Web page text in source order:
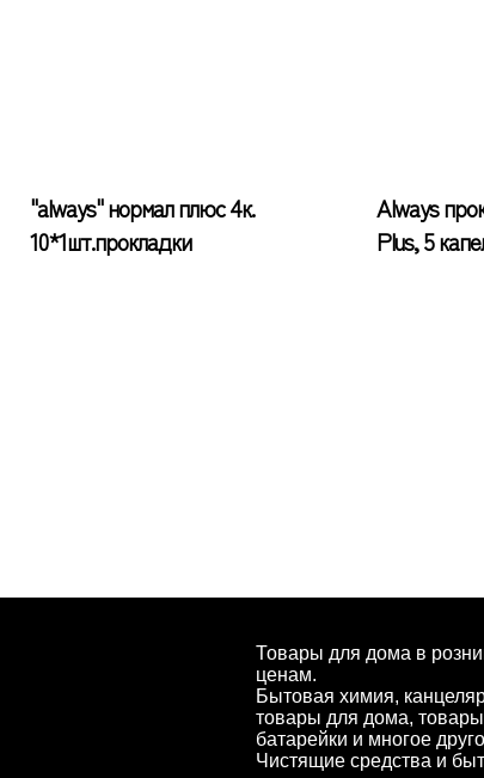
"always" нормал плюс 4к.
10*1шт.прокладки
Always
Plus, 5
Товары для дома в
ценам.
Бытовая химия,
товары для дома,
батарейки и многое
Чистящие средства и